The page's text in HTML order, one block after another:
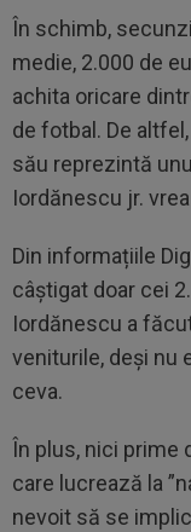
În schimb,
medie, 2.000 de
achita oricare
de fotbal. De
său reprezintă
Iordănescu jr.
Din informațiile
câștigat doar cei
Iordănescu a
veniturile, deși nu
ceva.
În plus, nici prime
care lucrează la
nevoit să se